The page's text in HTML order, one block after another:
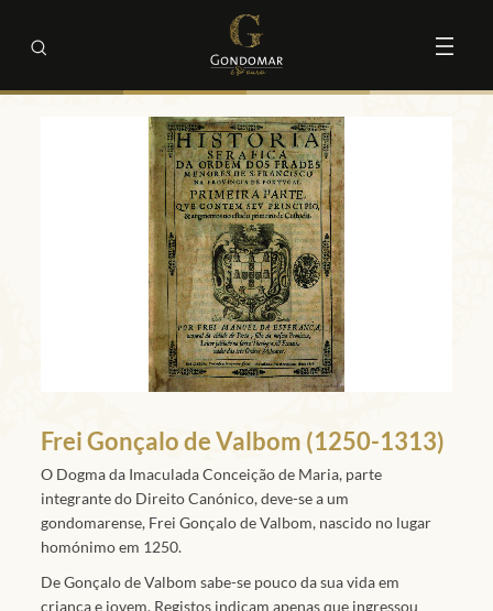
Frei Gonçalo de Valbom (1250-1313)
O Dogma da Imaculada Conceição de Maria, parte
integrante do Direito Canónico, deve-se a um
gondomarense, Frei Gonçalo de Valbom, nascido no lugar
homónimo em 1250.
De Gonçalo de Valbom sabe-se pouco da sua vida em
criança e jovem. Registos indicam apenas que ingressou